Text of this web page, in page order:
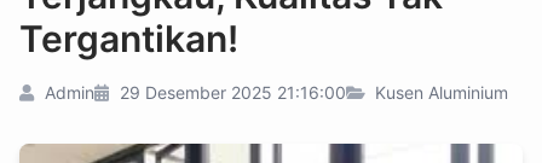
Tergantikan!
Admin 29 Desember 2025 21:16:00 Kusen Aluminium